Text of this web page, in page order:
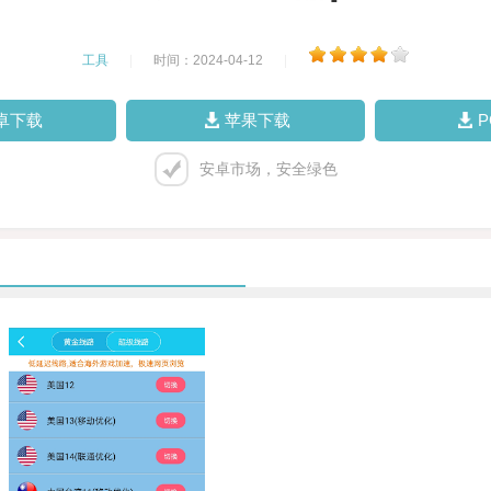
工具 时间：2024-04-12
下载 苹果下载
安卓市场，安全绿色